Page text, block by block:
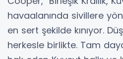
havaalanında sivillere
en sert şekilde kınıyor.
herkesle birlikte. Tam